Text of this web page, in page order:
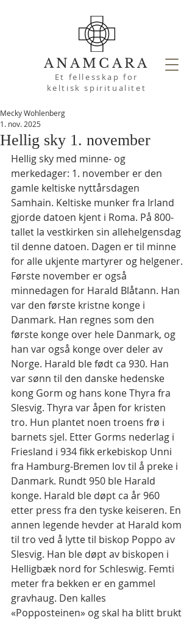
ANAMCARA
Et fellesskap for
keltisk spiritualitet
Hellig sky 1. november
Mecky Wohlenberg
1. nov. 2025
Hellig sky med minne- og
merkedager: 1. november er den
gamle keltiske nyttårsdagen
Samhain. Keltiske munker fra Irland
gjorde datoen kjent i Roma. På 800-
tallet la vestkirken sin allehelgensdag
til denne datoen. Dagen er til minne
for alle ukjente martyrer og helgener.
Første november er også
minnedagen for Harald Blåtann. Han
var den første kristne konge i
Danmark. Han regnes som den
første konge over hele Danmark, og
han var også konge over deler av
Norge. Harald ble født ca 930. Han
var sønn til den danske hedenske
kong Gorm og hans kone Thyra fra
Slesvig. Thyra var åpen for kristen
tro. Hun plantet noen troens frø i
barnets sjel. Etter Gorms nederlag i
Friesland i 934 fikk erkebiskop Unni
fra Hamburg-Bremen lov til å preke i
Danmark. Rundt 950 ble Harald
konge. Harald ble døpt ca år 960
etter press fra den tyske keiseren. En
annen legende hevder at Harald kom
til tro ved å lytte til biskop Poppo av
Slesvig. Han ble døpt av biskopen i
Helligbæk nord for Schleswig. Femti
meter fra bekken er en gammel
gravhaug. Den kalles
«Popposteinen» og skal ha blitt brukt